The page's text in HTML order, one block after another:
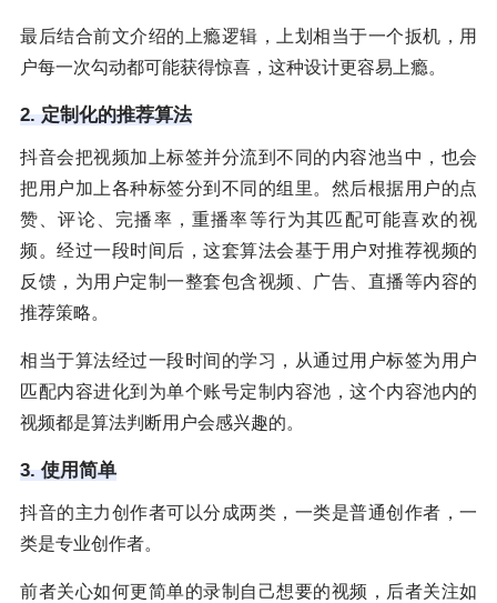
最后结合前文介绍的上瘾逻辑，上划相当于一个扳机，用
户每一次勾动都可能获得惊喜，这种设计更容易上瘾。
2. 定制化的推荐算法
抖音会把视频加上标签并分流到不同的内容池当中，也会
把用户加上各种标签分到不同的组里。然后根据用户的点
赞、评论、完播率，重播率等行为其匹配可能喜欢的视
频。经过一段时间后，这套算法会基于用户对推荐视频的
反馈，为用户定制一整套包含视频、广告、直播等内容的
推荐策略。
相当于算法经过一段时间的学习，从通过用户标签为用户
匹配内容进化到为单个账号定制内容池，这个内容池内的
视频都是算法判断用户会感兴趣的。
3. 使用简单
抖音的主力创作者可以分成两类，一类是普通创作者，一
类是专业创作者。
前者关心如何更简单的录制自己想要的视频，后者关注如